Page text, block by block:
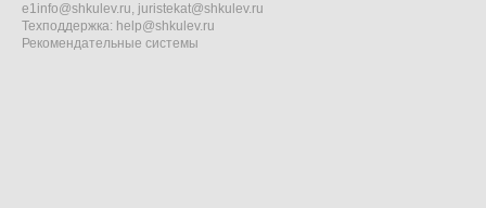
e1info@shkulev.ru, juristekat@shkulev.ru
Техподдержка: help@shkulev.ru
Рекомендательные системы